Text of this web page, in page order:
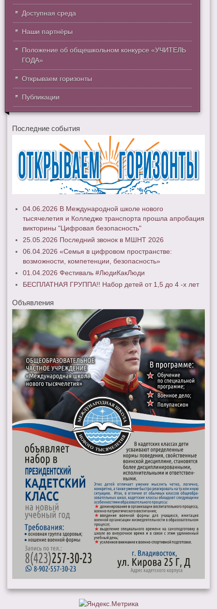
Доступная среда
Наши партнёры
Положение об общешкольном конкурсе «УЧИТЕЛЬ
ГОДА»
Открываем горизонты
Публикации
Последние события
04.06.2026 В Международной школе нового
тысячелетия и Колледже транспорта прошла апробация
викторины "Цифровая безопасность"
25.05.2026 Последний звонок в МШНТ 2026
06.04.2026 «Семья в цифровом пространстве:
возможности, компетенции, безопасность»
01.04.2026 Фестиваль #ЛюдиКакЛюди
БЕСПЛАТНАЯ ГРУППА!! Набор детей от 1,5 до 4 -х лет
Объявления